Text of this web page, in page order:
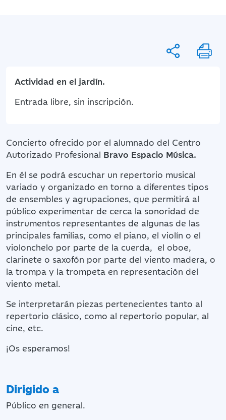
Actividad en el jardín.
Entrada libre, sin inscripción.
Concierto ofrecido por el alumnado del Centro
Autorizado Profesional Bravo Espacio Música.
En él se podrá escuchar un repertorio musical
variado y organizado en torno a diferentes tipos
de ensembles y agrupaciones, que permitirá al
público experimentar de cerca la sonoridad de
instrumentos representantes de algunas de las
principales familias, como el piano, el violín o el
violonchelo por parte de la cuerda, el oboe,
clarinete o saxofón por parte del viento madera, o
la trompa y la trompeta en representación del
viento metal.
Se interpretarán piezas pertenecientes tanto al
repertorio clásico, como al repertorio popular, al
cine, etc.
¡Os esperamos!
Dirigido a
Público en general.